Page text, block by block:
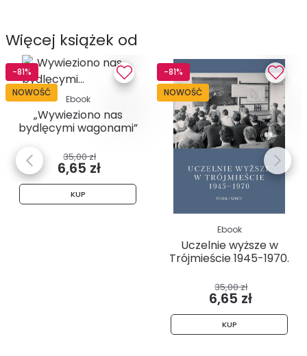
Więcej książek od
-81%
NOWOŚĆ
Ebook
„Wywieziono nas
bydlęcymi wagonami”
35,00 zł
6,65 zł
KUP
-81%
NOWOŚĆ
Ebook
Uczelnie wyższe w
Trójmieście 1945-1970.
35,00 zł
6,65 zł
KUP